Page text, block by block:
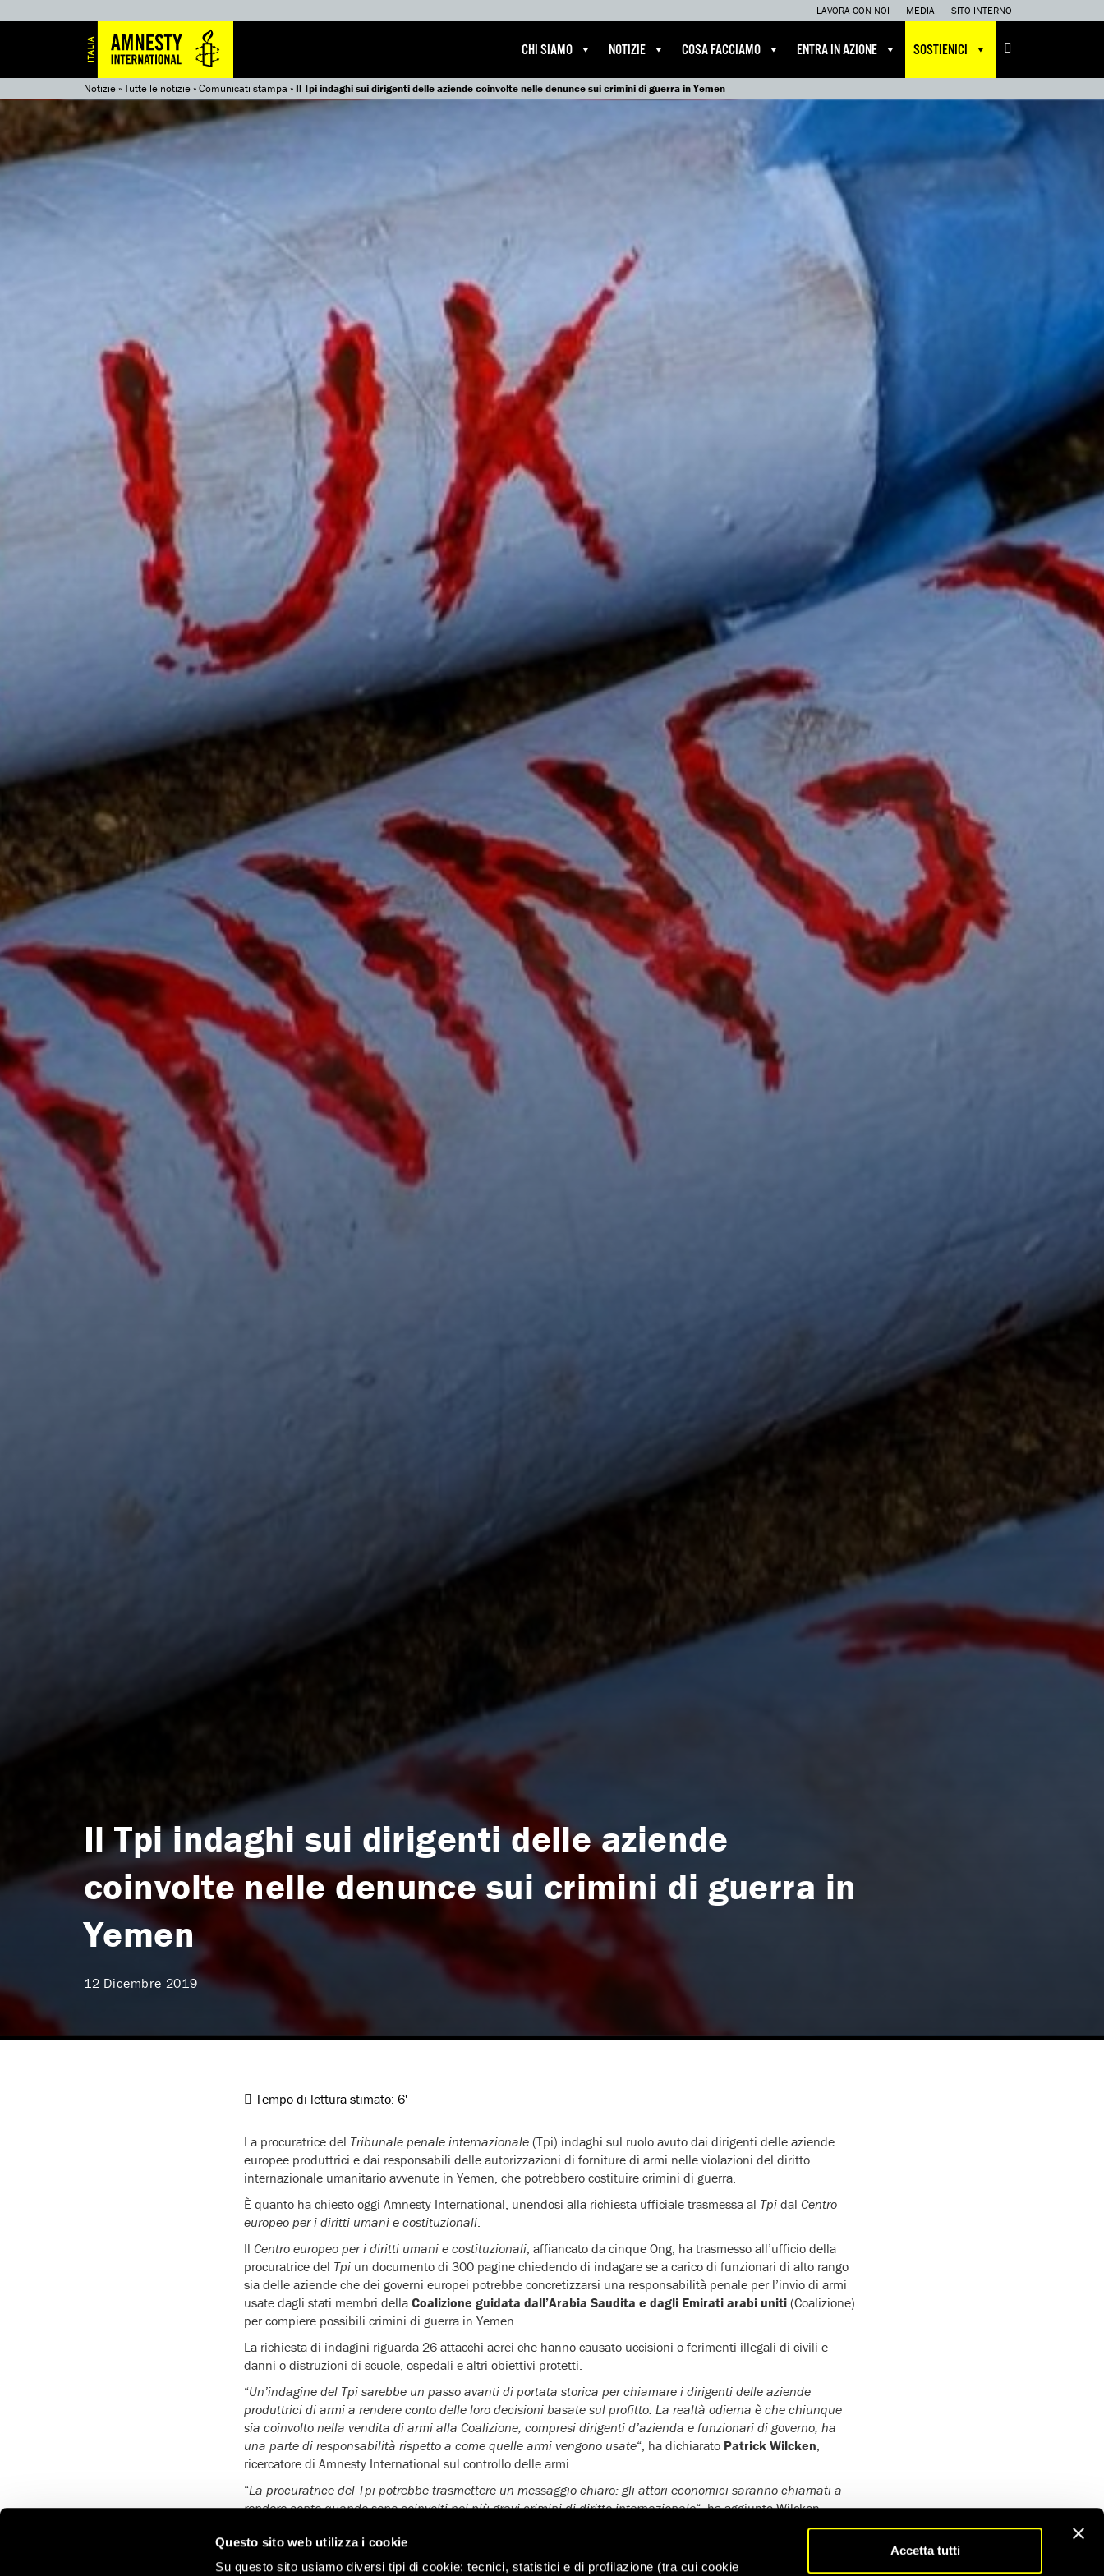
Questo sito web utilizza i cookie
Su questo sito usiamo diversi tipi di cookie: tecnici, statistici e di profilazione (tra cui cookie
Accetta tutti
LAVORA CON NOI MEDIA SITO INTERNO
CHI SIAMO NOTIZIE COSA FACCIAMO ENTRA IN AZIONE SOSTIENICI
Notizie»Tutte le notizie»Comunicati stampa »Il Tpi indaghi sui dirigenti delle aziende coinvolte nelle denunce sui crimini di guerra in Yemen
Il Tpi indaghi sui dirigenti delle aziende
coinvolte nelle denunce sui crimini di guerra in
Yemen
12 Dicembre 2019
Tempo di lettura stimato: 6'
La procuratrice del Tribunale penale internazionale (Tpi) indaghi sul ruolo avuto dai dirigenti delle aziende
europee produttrici e dai responsabili delle autorizzazioni di forniture di armi nelle violazioni del diritto
internazionale umanitario avvenute in Yemen, che potrebbero costituire crimini di guerra.
È quanto ha chiesto oggi Amnesty International, unendosi alla richiesta ufficiale trasmessa al Tpi dal Centro
europeo per i diritti umani e costituzionali.
Il Centro europeo per i diritti umani e costituzionali, affiancato da cinque Ong, ha trasmesso all’ufficio della
procuratrice del Tpi un documento di 300 pagine chiedendo di indagare se a carico di funzionari di alto rango
sia delle aziende che dei governi europei potrebbe concretizzarsi una responsabilità penale per l’invio di armi
usate dagli stati membri della Coalizione guidata dall’Arabia Saudita e dagli Emirati arabi uniti (Coalizione)
per compiere possibili crimini di guerra in Yemen.
La richiesta di indagini riguarda 26 attacchi aerei che hanno causato uccisioni o ferimenti illegali di civili e
danni o distruzioni di scuole, ospedali e altri obiettivi protetti.
“Un’indagine del Tpi sarebbe un passo avanti di portata storica per chiamare i dirigenti delle aziende
produttrici di armi a rendere conto delle loro decisioni basate sul profitto. La realtà odierna è che chiunque
sia coinvolto nella vendita di armi alla Coalizione, compresi dirigenti d’azienda e funzionari di governo, ha
una parte di responsabilità rispetto a come quelle armi vengono usate“, ha dichiarato Patrick Wilcken,
ricercatore di Amnesty International sul controllo delle armi.
“La procuratrice del Tpi potrebbe trasmettere un messaggio chiaro: gli attori economici saranno chiamati a
rendere conto quando sono coinvolti nei più gravi crimini di diritto internazionale“, ha aggiunto Wilcken.
Nonostante le montagne di prove sulle gravi violazioni dei diritti umani commesse in quasi cinque anni di
conflitto in Yemen, diversi stati europei continuano a esportare armi verso la Coalizione, che le usa per
bombardare scuole, case e ospedali, in flagrante violazione del Trattato internazionale sul commercio di armi,